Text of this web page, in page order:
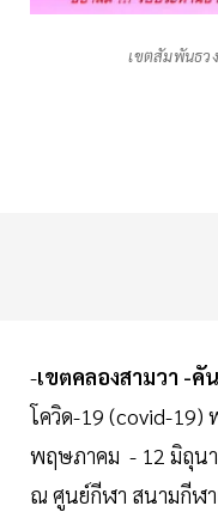
เขตสัมพันธว
-เขตคลองสามวา -คั
โควิด-19 (covid-19)
พฤษภาคม - 12 มิถุนา
ณ ศูนย์กีฬา สนามกีฬา